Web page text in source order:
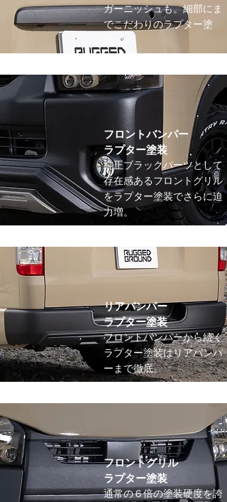
ガーニッシュも。細部にま
でこだわりのラプター塗
装。
フロントバンパー
ラプター塗装
純正ブラックパーツとして
存在感あるフロントグリル
をラプター塗装でさらに迫
力増。
リアバンパー
ラプター塗装
​フロントバンパーから続く
ラプター塗装はリアバンパ
ーまで徹底。
フロントグリル
​ラプター塗装
通常の６倍の塗装硬度を誇